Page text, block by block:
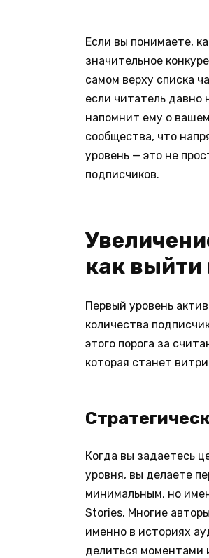
Если вы понимаете,
значительное
самом верху списка
если читатель давно
напомнит ему о
сообщества, что
уровень — это не
подписчиков.
как выйти
Первый уровень
количества
этого порога за
которая станет
Когда вы задаетесь
уровня, вы делаете
минимальным, но
Stories. Многие
именно в историях
делиться моментами